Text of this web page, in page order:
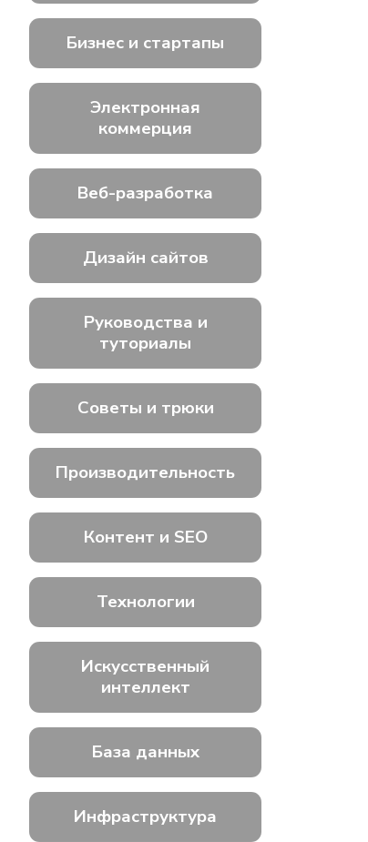
Бизнес и стартапы
Электронная
коммерция
Веб-разработка
Дизайн сайтов
Руководства и
туториалы
Советы и трюки
Производительность
Контент и SEO
Технологии
Искусственный
интеллект
База данных
Инфраструктура